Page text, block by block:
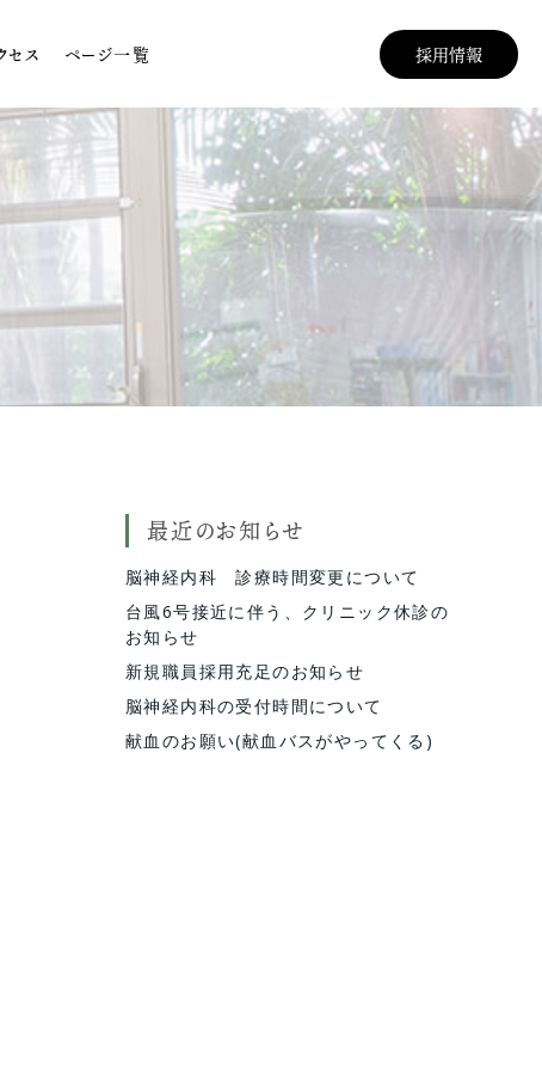
セス ページ一覧 採用情報
最近のお知らせ
脳神経内科 診療時間変更について
台風6号接近に伴う、クリニック休診の
お知らせ
新規職員採用充足のお知らせ
脳神経内科の受付時間について
献血のお願い(献血バスがやってくる)